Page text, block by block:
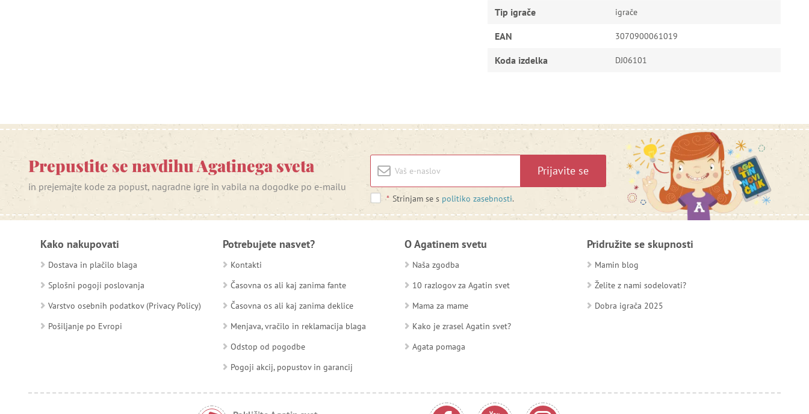
Tip igrače igrače
EAN 3070900061019
Koda izdelka DJ06101
Prepustite se navdihu Agatinega sveta
in prejemajte kode za popust, nagradne igre in vabila na dogodke po e-mailu
Prijavite se
* Strinjam se s politiko zasebnosti.
Kako nakupovati
Dostava in plačilo blaga
Splošni pogoji poslovanja
Varstvo osebnih podatkov (Privacy Policy)
Pošiljanje po Evropi
Potrebujete nasvet?
Kontakti
Časovna os ali kaj zanima fante
Časovna os ali kaj zanima deklice
Menjava, vračilo in reklamacija blaga
Odstop od pogodbe
Pogoji akcij, popustov in garancij
O Agatinem svetu
Naša zgodba
10 razlogov za Agatin svet
Mama za mame
Kako je zrasel Agatin svet?
Agata pomaga
Pridružite se skupnosti
Mamin blog
Želite z nami sodelovati?
Dobra igrača 2025